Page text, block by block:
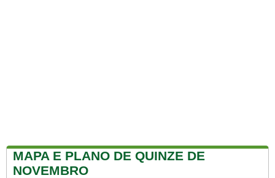
MAPA E PLANO DE QUINZE DE
NOVEMBRO